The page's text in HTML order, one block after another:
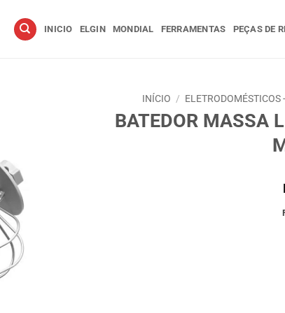
INICIO ELGIN MONDIAL FERRAMENTAS PEÇAS DE
INÍCIO / ELETRODOMÉSTICOS
BATEDOR MASSA